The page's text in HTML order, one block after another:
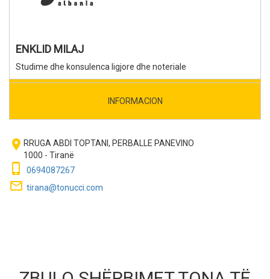
ENKLID MILAJ
Studime dhe konsulenca ligjore dhe noteriale
INFORMACION
room RRUGA ABDI TOPTANI, PERBALLE PANEVINO
1000 - Tiranë
phone_iphone 0694087267
mail_outline tirana@tonucci.com